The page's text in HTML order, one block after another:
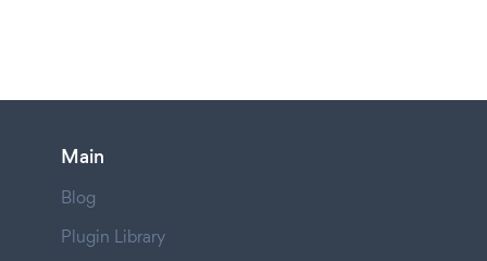
Main
Blog
Plugin Library